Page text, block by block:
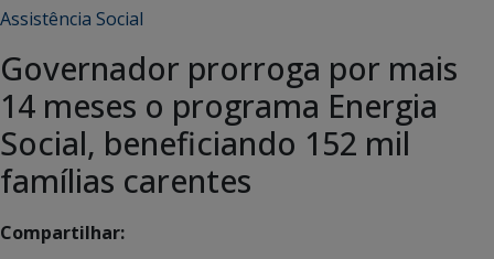
Assistência Social
Governador prorroga por mais
14 meses o programa Energia
Social, beneficiando 152 mil
famílias carentes
Compartilhar: